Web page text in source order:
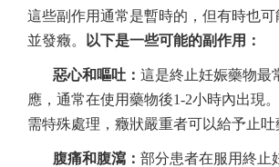
這些副作用通常是暫時的，但有時也
並發癥。
以下是一些可能的副作用：
惡心和嘔吐： 這是終止妊娠藥物最
應，通常在使用藥物後1-2小時內出現
需特殊處理，癥狀嚴重者可以給予止吐
腹痛和腹瀉： 部分患者在服用終止